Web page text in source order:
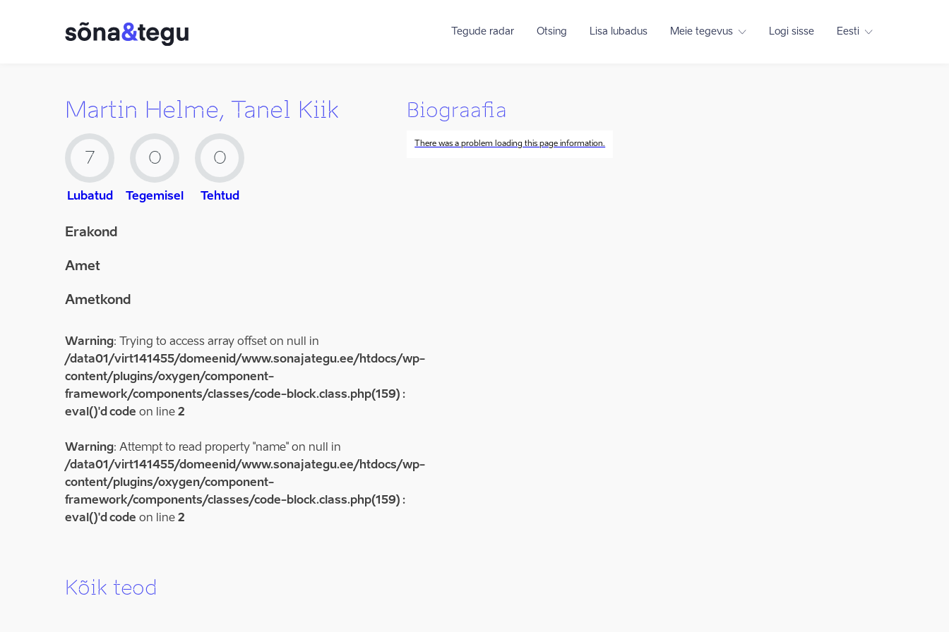
Tegude radar Otsing Lisa lubadus Meie tegevus Logi sisse Eesti
Martin Helme, Tanel Kiik
7
Lubatud
0
Tegemisel
0
Tehtud
Erakond
Amet
Ametkond
Warning: Trying to access array offset on null in
/data01/virt141455/domeenid/www.sonajategu.ee/htdocs/wp-
content/plugins/oxygen/component-
framework/components/classes/code-block.class.php(159) :
eval()'d code on line 2
Warning: Attempt to read property "name" on null in
/data01/virt141455/domeenid/www.sonajategu.ee/htdocs/wp-
content/plugins/oxygen/component-
framework/components/classes/code-block.class.php(159) :
eval()'d code on line 2
Biograafia
There was a problem loading this page information.
Kõik teod